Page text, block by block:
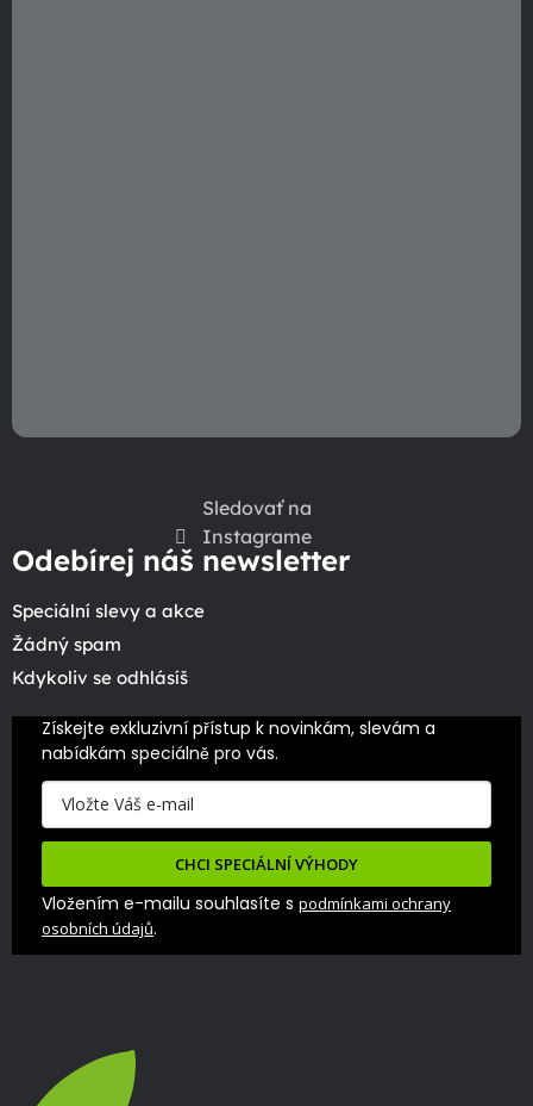
Sledovať na
Instagrame
Odebírej náš newsletter
Speciální slevy a akce
Žádný spam
Kdykoliv se odhlásíš
Získejte exkluzivní přístup k novinkám, slevám a
nabídkám speciálně pro vás.
CHCI SPECIÁLNÍ VÝHODY
Vložením e-mailu souhlasíte s podmínkami ochrany
osobních údajů.